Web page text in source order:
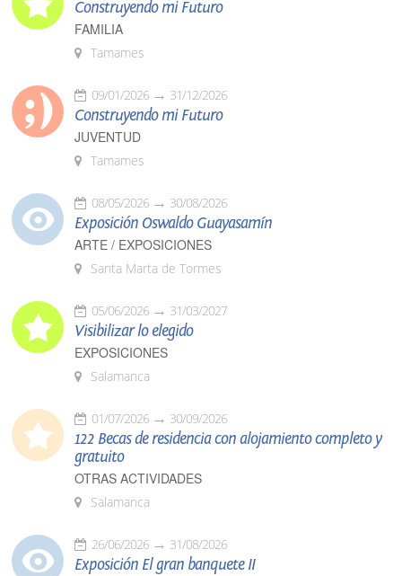
Construyendo mi Futuro
FAMILIA
Tamames
09/01/2026 31/12/2026
Construyendo mi Futuro
JUVENTUD
Tamames
08/05/2026 30/08/2026
Exposición Oswaldo Guayasamín
ARTE / EXPOSICIONES
Santa Marta de Tormes
05/06/2026 31/03/2027
Visibilizar lo elegido
EXPOSICIONES
Salamanca
01/07/2026 30/09/2026
122 Becas de residencia con alojamiento completo y
gratuito
OTRAS ACTIVIDADES
Salamanca
26/06/2026 31/08/2026
Exposición El gran banquete II